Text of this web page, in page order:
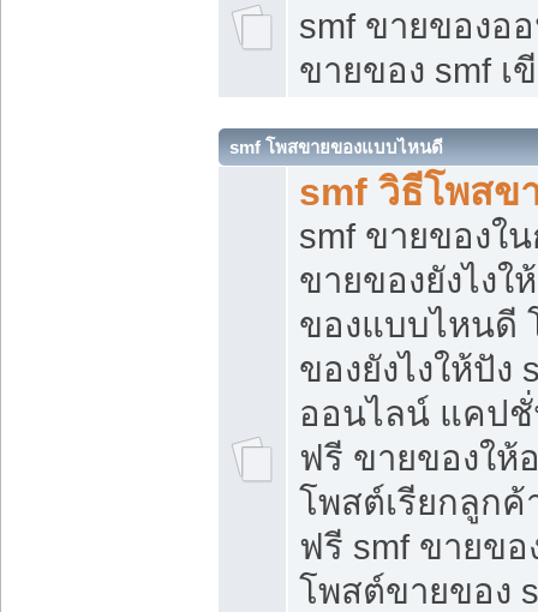
smf ขายของอ
ขายของ smf เ
smf โพสขายของแบบไหนดี
smf วิธีโพสข
smf ขายของใ
ขายของยังไง
ของแบบไหนดี
ของยังไงให้ปั
ออนไลน์ แคป
ฟรี ขายของให้
โพสต์เรียกลูกค้
ฟรี smf ขายขอ
โพสต์ขายของ